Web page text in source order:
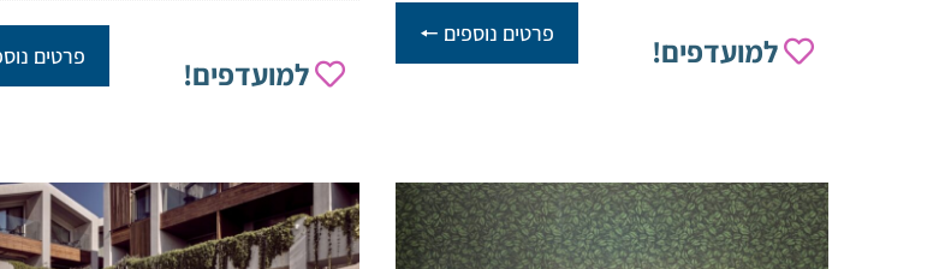
למועדפים! פרטים נוספים 🠔
למועדפים! פרטים